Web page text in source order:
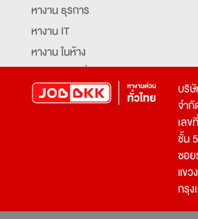
หางาน ธุรการ
หางาน IT
หางาน ในห้าง
หางาน จัดซื้อ
หางาน เจ้าหน้าที่รักษาความปลอดภัย
บริ
จำกั
เล
ชั้น 5
ซอ
แขว
กรุ